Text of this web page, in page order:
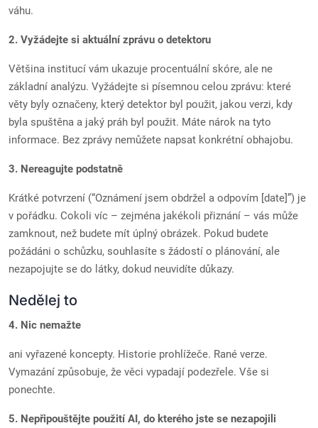
váhu.
2. Vyžádejte si aktuální zprávu o detektoru
Většina institucí vám ukazuje procentuální skóre, ale ne
základní analýzu. Vyžádejte si písemnou celou zprávu: které
věty byly označeny, který detektor byl použit, jakou verzi, kdy
byla spuštěna a jaký práh byl použit. Máte nárok na tyto
informace. Bez zprávy nemůžete napsat konkrétní obhajobu.
3. Nereagujte podstatně
Krátké potvrzení (“Oznámení jsem obdržel a odpovím [date]”) je
v pořádku. Cokoli víc – zejména jakékoli přiznání – vás může
zamknout, než budete mít úplný obrázek. Pokud budete
požádáni o schůzku, souhlasíte s žádostí o plánování, ale
nezapojujte se do látky, dokud neuvidíte důkazy.
Nedělej to
4. Nic nemažte
ani vyřazené koncepty. Historie prohlížeče. Rané verze.
Vymazání způsobuje, že věci vypadají podezřele. Vše si
ponechte.
5. Nepřipouštějte použití AI, do kterého jste se nezapojili